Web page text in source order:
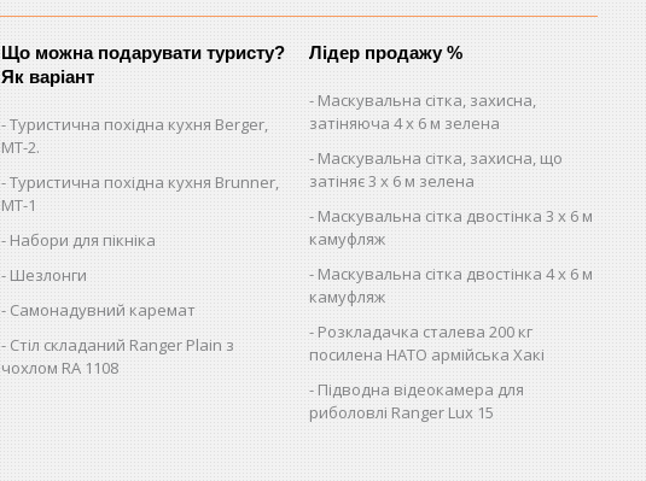
Що можна подарувати туристу?
Як варіант
Туристична похідна кухня Berger,
MT-2.
Туристична похідна кухня Brunner,
MT-1
Набори для пікніка
Шезлонги
Самонадувний каремат
Стіл складаний Ranger Plain з
чохлом RA 1108
Лідер продажу %
Маскувальна сітка, захисна,
затіняюча 4 х 6 м зелена
Маскувальна сітка, захисна, що
затіняє 3 х 6 м зелена
Маскувальна сітка двостінка 3 х 6 м
камуфляж
Маскувальна сітка двостінка 4 х 6 м
камуфляж
Розкладачка сталева 200 кг
посилена НАТО армійська Хакі
Підводна відеокамера для
риболовлі Ranger Lux 15